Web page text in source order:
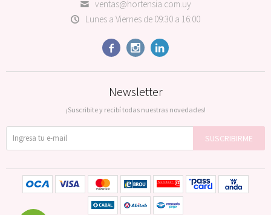
ventas@hortensia.com.uy
Lunes a Viernes de 09:30 a 16:00
  
Newsletter
¡Suscribite y recibí todas nuestras novedades!
SUSCRIBIRME